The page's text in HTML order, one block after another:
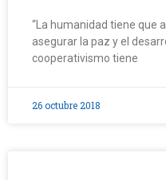
“La humanidad tiene que
asegurar la paz y el
cooperativismo tiene
26 octubre 2018